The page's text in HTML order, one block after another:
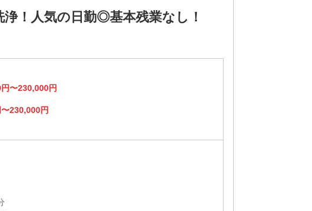
！人気の日勤◎基本残業なし！
〜230,000円
230,000円